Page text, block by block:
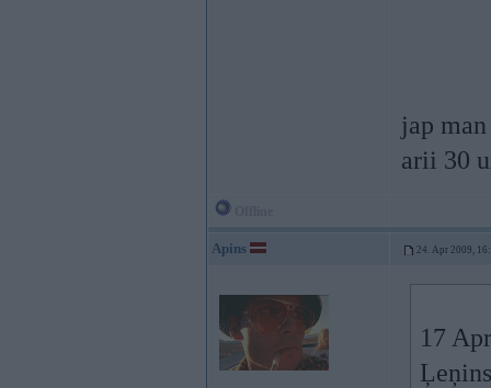
jap
arii 30
Apins 24. Apr 2009,
17